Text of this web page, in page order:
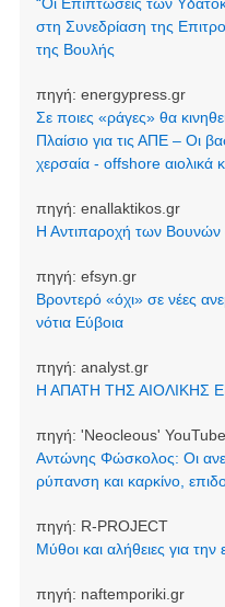
στη Συνεδρίαση της
της Βουλής
πηγή: energypress.gr
Σε ποιες «ράγες» θα
Πλαίσιο για τις ΑΠΕ – Οι
χερσαία - offshore αιολικά
πηγή: enallaktikos.gr
Η Αντιπαροχή των Βουνών
πηγή: efsyn.gr
Βροντερό «όχι» σε νέες
νότια Εύβοια
πηγή: analyst.gr
Η ΑΠΑΤΗ ΤΗΣ ΑΙΟΛΙΚΗΣ
πηγή: 'Neocleοus' YouTube
Αντώνης Φώσκολος: Οι
ρύπανση και καρκίνο,
πηγή: R-PROJECT
Μύθοι και αλήθειες για την
πηγή: naftemporiki.gr